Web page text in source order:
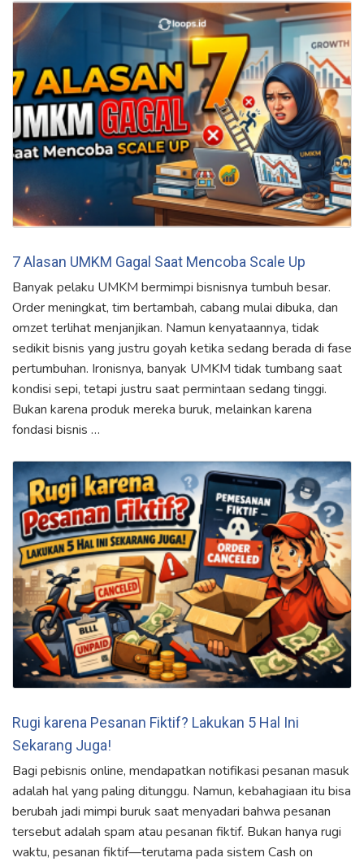
7 Alasan UMKM Gagal Saat Mencoba Scale Up
Banyak pelaku UMKM bermimpi bisnisnya tumbuh besar.
Order meningkat, tim bertambah, cabang mulai dibuka, dan
omzet terlihat menjanjikan. Namun kenyataannya, tidak
sedikit bisnis yang justru goyah ketika sedang berada di fase
pertumbuhan. Ironisnya, banyak UMKM tidak tumbang saat
kondisi sepi, tetapi justru saat permintaan sedang tinggi.
Bukan karena produk mereka buruk, melainkan karena
fondasi bisnis …
Rugi karena Pesanan Fiktif? Lakukan 5 Hal Ini
Sekarang Juga!
Bagi pebisnis online, mendapatkan notifikasi pesanan masuk
adalah hal yang paling ditunggu. Namun, kebahagiaan itu bisa
berubah jadi mimpi buruk saat menyadari bahwa pesanan
tersebut adalah spam atau pesanan fiktif. Bukan hanya rugi
waktu, pesanan fiktif—terutama pada sistem Cash on